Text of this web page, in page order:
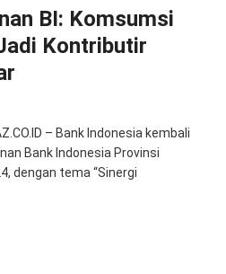
BI: Komsumsi
Kontributir
– Bank Indonesia kembali
Bank Indonesia Provinsi
dengan tema “Sinergi